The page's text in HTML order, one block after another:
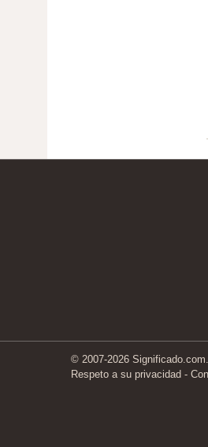
© 2007-2026
Respeto a su privacidad-